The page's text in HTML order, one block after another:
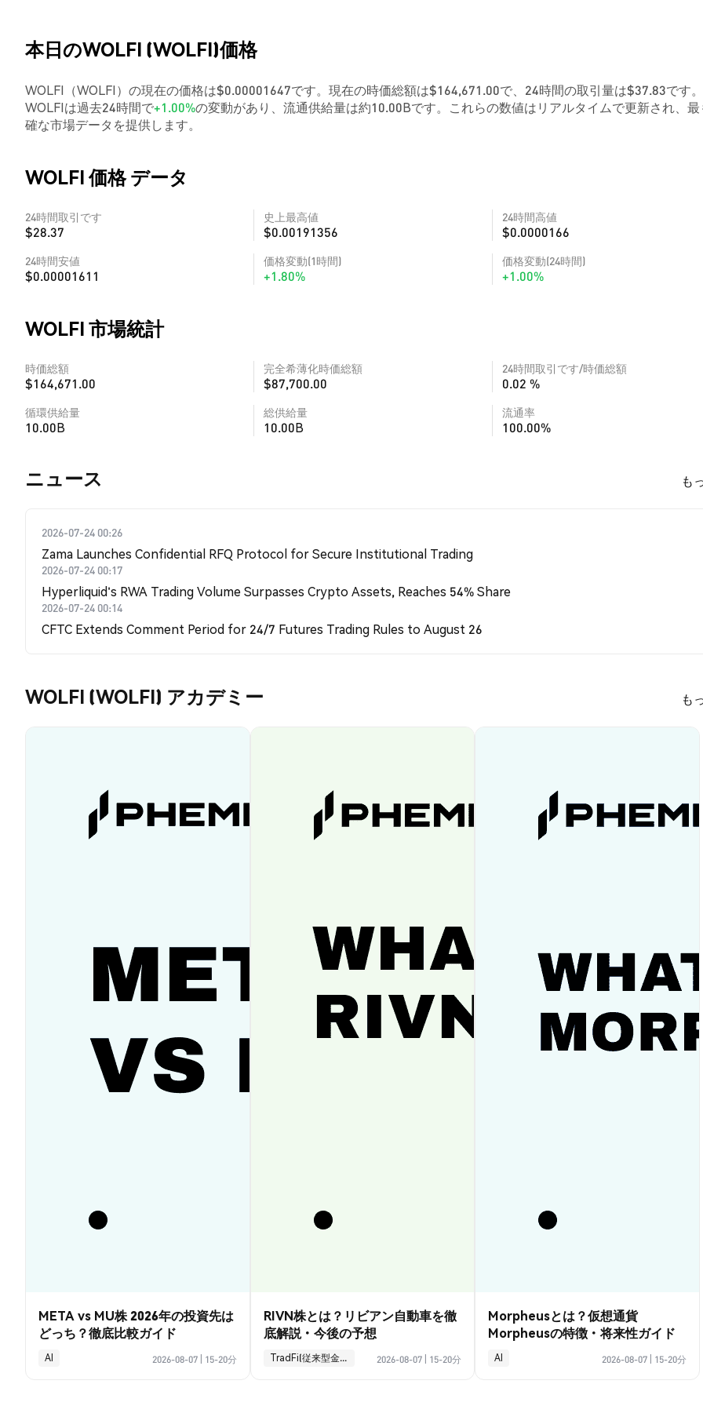
本日のWOLFI (WOLFI)価格
WOLFI（WOLFI）の現在の価格は$0.00001647です。現在の時価総額は$164,671.00で、24時間の取引量は$37.83です。
WOLFIは過去24時間で+1.00%の変動があり、流通供給量は約10.00Bです。これらの数値はリアルタイムで更新され、最
確な市場データを提供します。
WOLFI 価格 データ
24時間取引です
$28.37
史上最高値
$0.00191356
24時間高値
$0.0000166
24時間安値
$0.00001611
価格変動(1時間)
+1.80%
価格変動(24時間)
+1.00%
WOLFI 市場統計
時価総額
$164,671.00
完全希薄化時価総額
$87,700.00
24時間取引です/時価総額
0.02 %
循環供給量
10.00B
総供給量
10.00B
流通率
100.00%
​​ニュース​​ も
2026-07-24 00:26
Zama Launches Confidential RFQ Protocol for Secure Institutional Trading
2026-07-24 00:17
Hyperliquid's RWA Trading Volume Surpasses Crypto Assets, Reaches 54% Share
2026-07-24 00:14
CFTC Extends Comment Period for 24/7 Futures Trading Rules to August 26
WOLFI (WOLFI) アカデミー も
META vs MU株 2026年の投資先は
どっち？徹底比較ガイド
AI 2026-08-07 15-20分
RIVN株とは？リビアン自動車を徹
底解説・今後の予想
TradFi(従来型金融) 2026-08-07 15-20分
Morpheusとは？仮想通貨
Morpheusの特徴・将来性ガイド
AI 2026-08-07 15-20分